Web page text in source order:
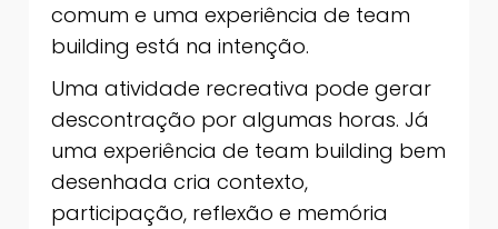
comum e uma experiência de team
building está na intenção.
Uma atividade recreativa pode gerar
descontração por algumas horas. Já
uma experiência de team building bem
desenhada cria contexto,
participação, reflexão e memória